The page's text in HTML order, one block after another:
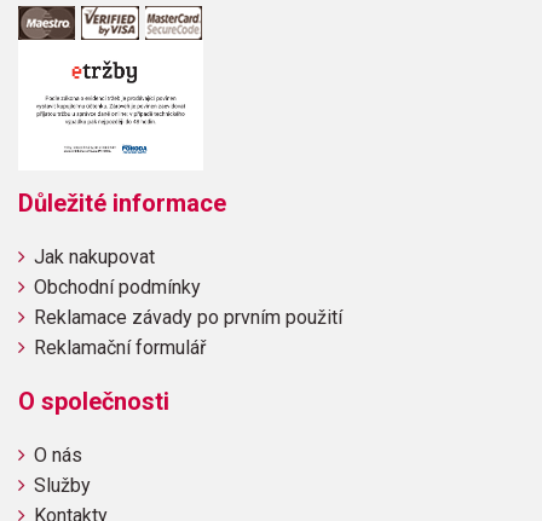
Důležité informace
Jak nakupovat
Obchodní podmínky
Reklamace závady po prvním použití
Reklamační formulář
O společnosti
O nás
Služby
Kontakty